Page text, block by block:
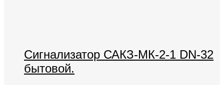
Сигнализатор САКЗ-МК-2-1 DN-32
бытовой.